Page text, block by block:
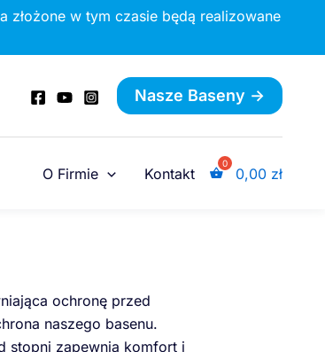
w tym czasie będą realizowane
Nasze Baseny ->
O Firmie Kontakt 0,00 zł
ochronę przed
naszego basenu.
stopni zapewnia komfort i